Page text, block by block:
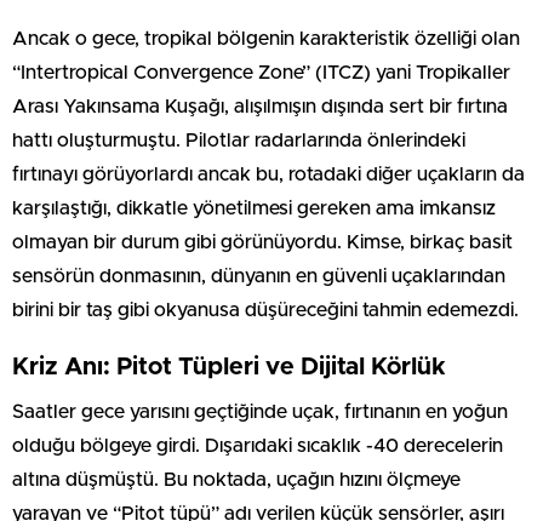
Ancak o gece, tropikal bölgenin karakteristik özelliği olan
“Intertropical Convergence Zone” (ITCZ) yani Tropikaller
Arası Yakınsama Kuşağı, alışılmışın dışında sert bir fırtına
hattı oluşturmuştu. Pilotlar radarlarında önlerindeki
fırtınayı görüyorlardı ancak bu, rotadaki diğer uçakların da
karşılaştığı, dikkatle yönetilmesi gereken ama imkansız
olmayan bir durum gibi görünüyordu. Kimse, birkaç basit
sensörün donmasının, dünyanın en güvenli uçaklarından
birini bir taş gibi okyanusa düşüreceğini tahmin edemezdi.
Kriz Anı: Pitot Tüpleri ve Dijital Körlük
Saatler gece yarısını geçtiğinde uçak, fırtınanın en yoğun
olduğu bölgeye girdi. Dışarıdaki sıcaklık -40 derecelerin
altına düşmüştü. Bu noktada, uçağın hızını ölçmeye
yarayan ve “Pitot tüpü” adı verilen küçük sensörler, aşırı